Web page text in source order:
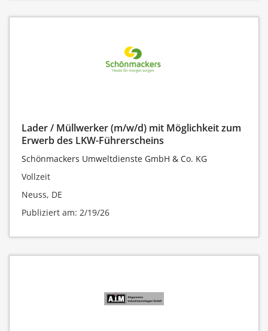
Lader / Müllwerker (m/w/d) mit Möglichkeit zum
Erwerb des LKW-Führerscheins
Schönmackers Umweltdienste GmbH & Co. KG
Vollzeit
Neuss, DE
Publiziert am: 2/19/26